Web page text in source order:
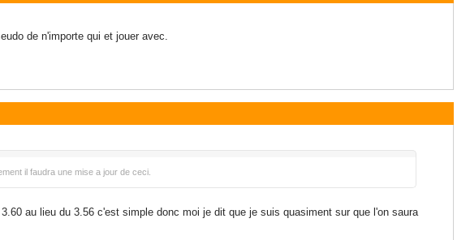
de n'importe qui et jouer avec.
il faudra une mise a jour de ceci.
au lieu du 3.56 c'est simple donc moi je dit que je suis quasiment sur que l'on saura